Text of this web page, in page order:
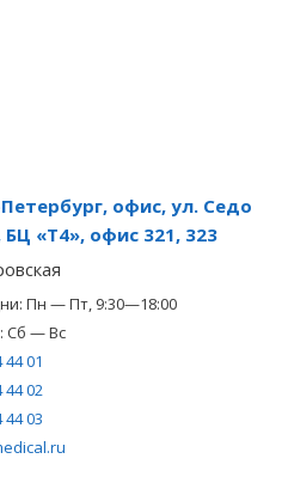
Петербург, офис, ул. Седо
БЦ «Т4», офис 321, 323
Пн — Пт, 9:30—18:00
Сб — Вс
44 01
44 02
44 03